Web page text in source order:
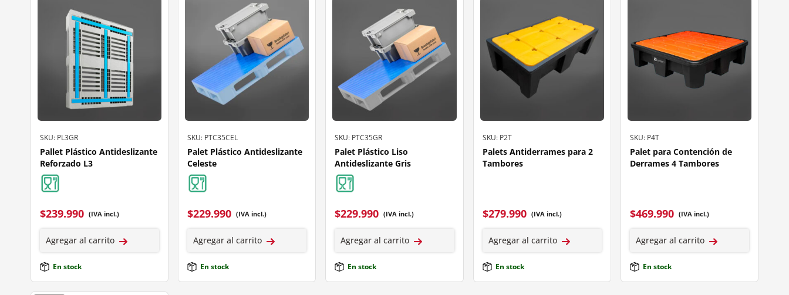
SKU: PL3GR
Pallet Plástico Antideslizante
Reforzado L3
$239.990 (IVA incl.)
Agregar al carrito
En stock
SKU: PTC35CEL
Palet Plástico Antideslizante
Celeste
$229.990 (IVA incl.)
Agregar al carrito
En stock
SKU: PTC35GR
Palet Plástico Liso
Antideslizante Gris
$229.990 (IVA incl.)
Agregar al carrito
En stock
SKU: P2T
Palets Antiderrames para 2
Tambores
$279.990 (IVA incl.)
Agregar al carrito
En stock
SKU: P4T
Palet para Contención de
Derrames 4 Tambores
$469.990 (IVA incl.)
Agregar al carrito
En stock